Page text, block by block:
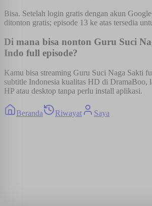
Bisa. Setelah login gratis dengan akun
ditonton gratis; episode 13 ke atas tersedia
Di mana bisa nonton Guru Suci
Indo full episode?
Kamu bisa streaming Guru Suci Naga Sakti
subtitle Indonesia kualitas HD di DramaBoo,
HP atau desktop tanpa perlu install aplikasi.
Beranda Riwayat Saya